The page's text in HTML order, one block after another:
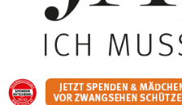
sanftes
zusätzlich.
oder Chili
Aktivierende
Stoffwechsel